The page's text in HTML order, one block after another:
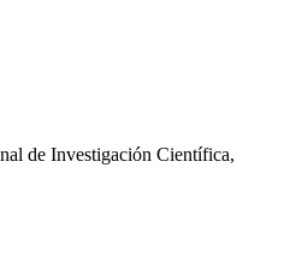
de Investigación Científica,